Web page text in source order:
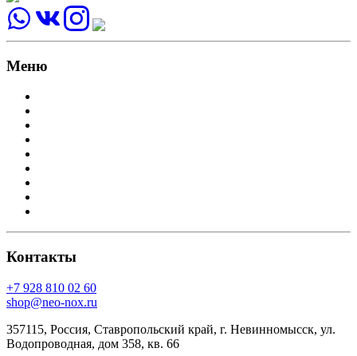
Меню
Контакты
+7 928 810 02 60
shop@neo-nox.ru
357115, Россия, Ставропольский край, г. Невинномысск, ул.
Водопроводная, дом 358, кв. 66